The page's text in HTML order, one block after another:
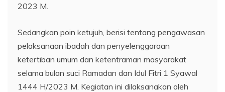
2023 M.
Sedangkan poin ketujuh, berisi tentang pengawasan
pelaksanaan ibadah dan penyelenggaraan
ketertiban umum dan ketentraman masyarakat
selama bulan suci Ramadan dan Idul Fitri 1 Syawal
1444 H/2023 M. Kegiatan ini dilaksanakan oleh